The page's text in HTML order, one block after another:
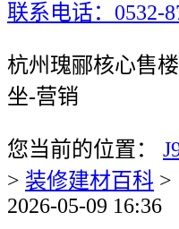
联系电话：0532-
杭州瑰郦核心售
坐-营销
您当前的位置：
> 装修建材百科 >
2026-05-09 16:36